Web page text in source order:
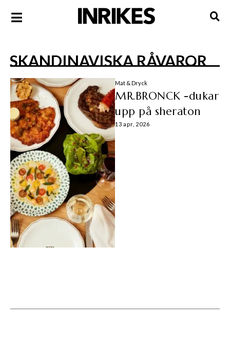
SKANDINAVISKA RÅVAROR
Mat & Dryck
MR.BRONCK -dukar
upp på sheraton
13 apr, 2026